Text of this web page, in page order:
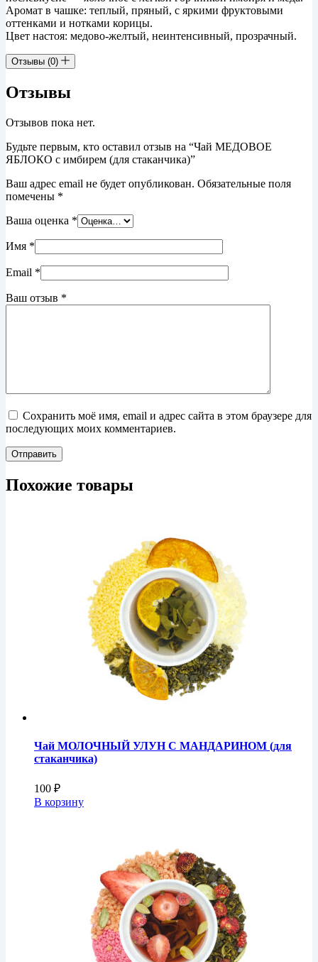
Аромат в чашке: теплый, пряный, с яркими фруктовыми
оттенками и нотками корицы.
Цвет настоя: медово-желтый, неинтенсивный, прозрачный.
Отзывы (0)
Отзывы
Отзывов пока нет.
Будьте первым, кто оставил отзыв на “Чай МЕДОВОЕ
ЯБЛОКО с имбирем (для стаканчика)”
Ваш адрес email не будет опубликован. Обязательные поля
помечены *
Ваша оценка *
Имя *
Email *
Ваш отзыв *
Сохранить моё имя, email и адрес сайта в этом браузере для
последующих моих комментариев.
Отправить
Похожие товары
Чай МОЛОЧНЫЙ УЛУН С МАНДАРИНОМ (для
стаканчика)
100 ₽
В корзину